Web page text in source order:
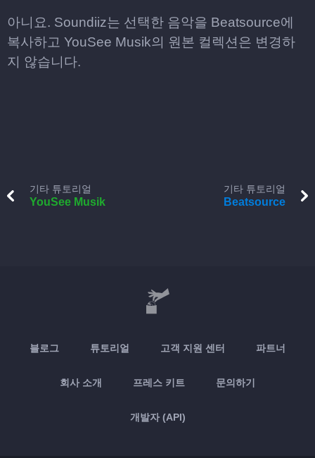
아니요. Soundiiz는 선택한 음악을 Beatsource에
복사하고 YouSee Musik의 원본 컬렉션은 변경하
지 않습니다.
기타 튜토리얼
YouSee Musik
기타 튜토리얼
Beatsource
블로그 튜토리얼 고객 지원 센터 파트너
회사 소개 프레스 키트 문의하기
개발자 (API)